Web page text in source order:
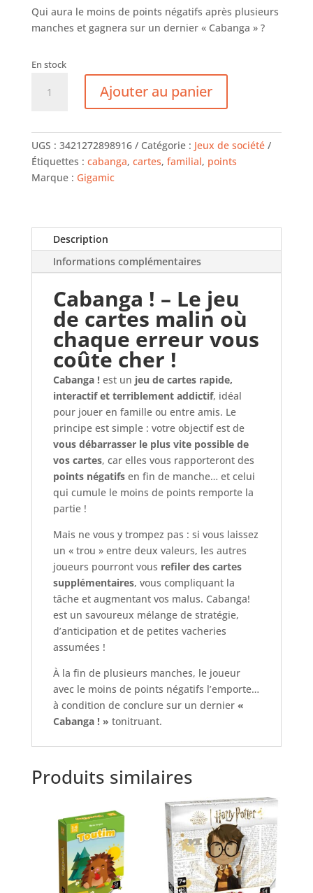
Qui aura le moins de points négatifs après plusieurs
manches et gagnera sur un dernier « Cabanga » ?
En stock
Ajouter au panier
UGS : 3421272898916 Catégorie : Jeux de société
Étiquettes : cabanga, cartes, familial, points
Marque : Gigamic
Description
Informations complémentaires
Cabanga ! – Le jeu
de cartes malin où
chaque erreur vous
coûte cher !
Cabanga !est un jeu de cartes rapide,
interactif et terriblement addictif, idéal
pour jouer en famille ou entre amis. Le
principe est simple : votre objectif est de
vous débarrasser le plus vite possible de
vos cartes, car elles vous rapporteront des
points négatifsen fin de manche… et celui
qui cumule le moins de points remporte la
partie !
Mais ne vous y trompez pas : si vous laissez
un « trou » entre deux valeurs, les autres
joueurs pourront vous refiler des cartes
supplémentaires, vous compliquant la
tâche et augmentant vos malus. Cabanga!
est un savoureux mélange de stratégie,
d’anticipation et de petites vacheries
assumées !
À la fin de plusieurs manches, le joueur
avec le moins de points négatifs l’emporte…
à condition de conclure sur un dernier «
Cabanga ! » tonitruant.
Produits similaires